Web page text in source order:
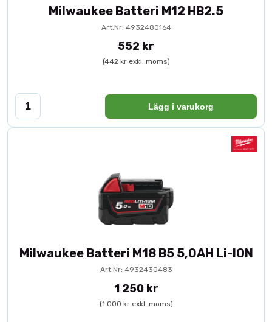
Milwaukee Batteri M12 HB2.5
Art.Nr: 4932480164
552 kr
(442 kr exkl. moms)
Lägg i varukorg
Milwaukee Batteri M18 B5 5,0AH Li-ION
Art.Nr: 4932430483
1 250 kr
(1 000 kr exkl. moms)